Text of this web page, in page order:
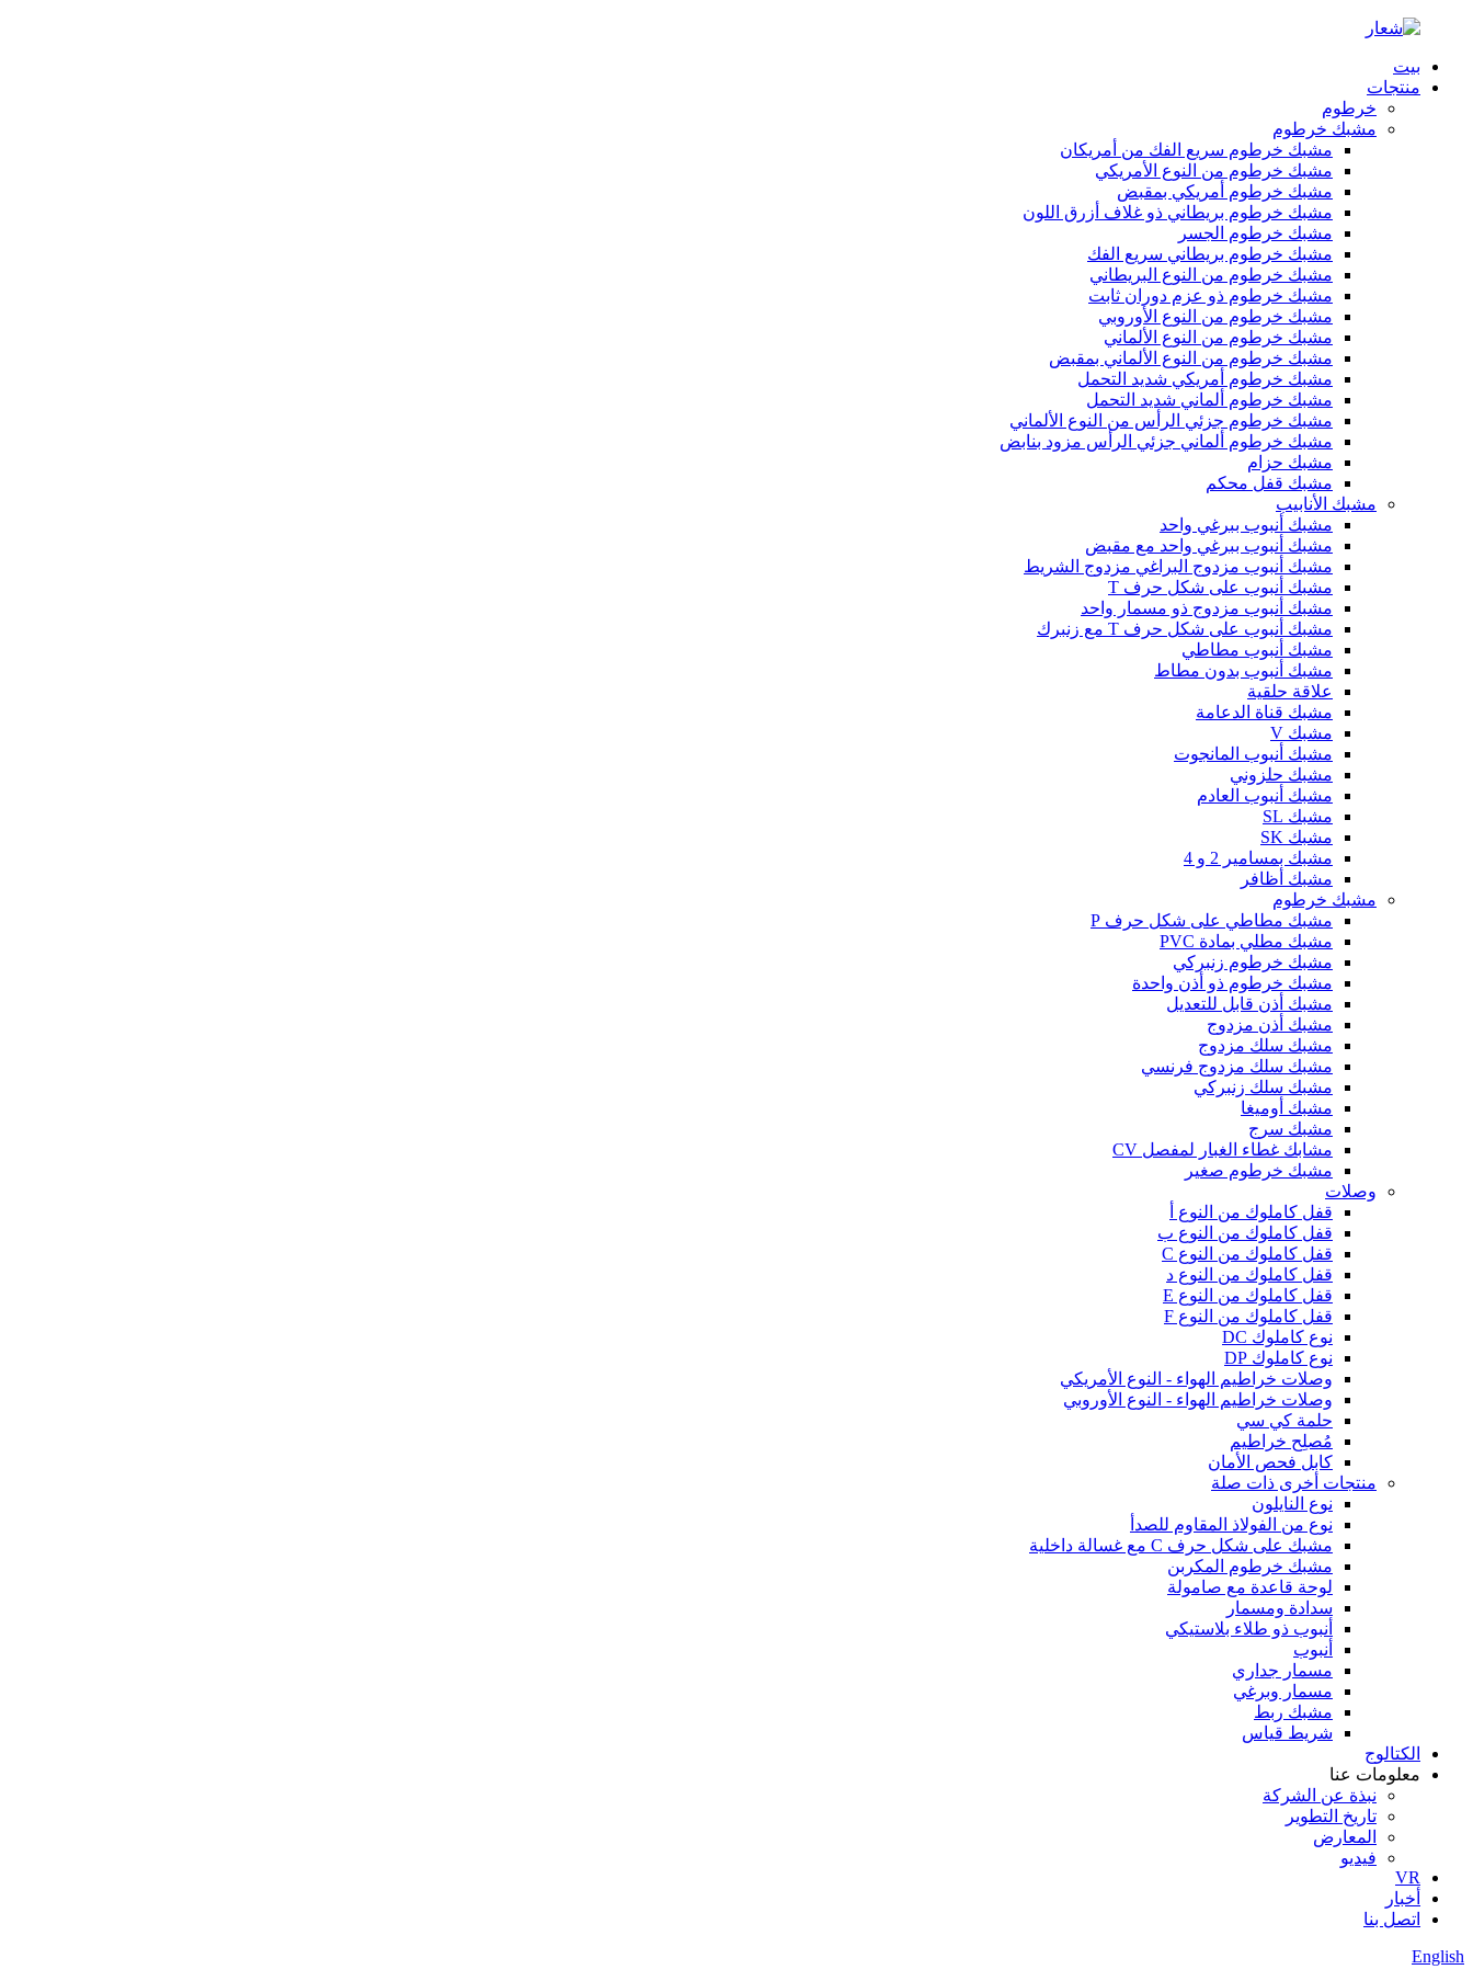
بيت
منتجات
خرطوم
مشبك خرطوم
مشبك خرطوم سريع الفك من أمريكان
مشبك خرطوم من النوع الأمريكي
مشبك خرطوم أمريكي بمقبض
مشبك خرطوم بريطاني ذو غلاف أزرق اللون
مشبك خرطوم الجسر
مشبك خرطوم بريطاني سريع الفك
مشبك خرطوم من النوع البريطاني
مشبك خرطوم ذو عزم دوران ثابت
مشبك خرطوم من النوع الأوروبي
مشبك خرطوم من النوع الألماني
مشبك خرطوم من النوع الألماني بمقبض
مشبك خرطوم أمريكي شديد التحمل
مشبك خرطوم ألماني شديد التحمل
مشبك خرطوم جزئي الرأس من النوع الألماني
مشبك خرطوم ألماني جزئي الرأس مزود بنابض
مشبك حزام
مشبك قفل محكم
مشبك الأنابيب
مشبك أنبوب ببرغي واحد
مشبك أنبوب ببرغي واحد مع مقبض
مشبك أنبوب مزدوج البراغي مزدوج الشريط
مشبك أنبوب على شكل حرف T
مشبك أنبوب مزدوج ذو مسمار واحد
مشبك أنبوب على شكل حرف T مع زنبرك
مشبك أنبوب مطاطي
مشبك أنبوب بدون مطاط
علاقة حلقية
مشبك قناة الدعامة
مشبك V
مشبك أنبوب المانجوت
مشبك حلزوني
مشبك أنبوب العادم
مشبك SL
مشبك SK
مشبك بمسامير 2 و 4
مشبك أظافر
مشبك خرطوم
مشبك مطاطي على شكل حرف P
مشبك مطلي بمادة PVC
مشبك خرطوم زنبركي
مشبك خرطوم ذو أذن واحدة
مشبك أذن قابل للتعديل
مشبك أذن مزدوج
مشبك سلك مزدوج
مشبك سلك مزدوج فرنسي
مشبك سلك زنبركي
مشبك أوميغا
مشبك سرج
مشابك غطاء الغبار لمفصل CV
مشبك خرطوم صغير
وصلات
قفل كاملوك من النوع أ
قفل كاملوك من النوع ب
قفل كاملوك من النوع C
قفل كاملوك من النوع د
قفل كاملوك من النوع E
قفل كاملوك من النوع F
نوع كاملوك DC
نوع كاملوك DP
وصلات خراطيم الهواء - النوع الأمريكي
وصلات خراطيم الهواء - النوع الأوروبي
حلمة كي سي
مُصلِح خراطيم
كابل فحص الأمان
منتجات أخرى ذات صلة
نوع النايلون
نوع من الفولاذ المقاوم للصدأ
مشبك على شكل حرف C مع غسالة داخلية
مشبك خرطوم المكربن
لوحة قاعدة مع صامولة
سدادة ومسمار
أنبوب ذو طلاء بلاستيكي
أنبوب
مسمار جداري
مسمار وبرغي
مشبك ربط
شريط قياس
الكتالوج
معلومات عنا
نبذة عن الشركة
تاريخ التطوير
المعارض
فيديو
VR
أخبار
اتصل بنا
English